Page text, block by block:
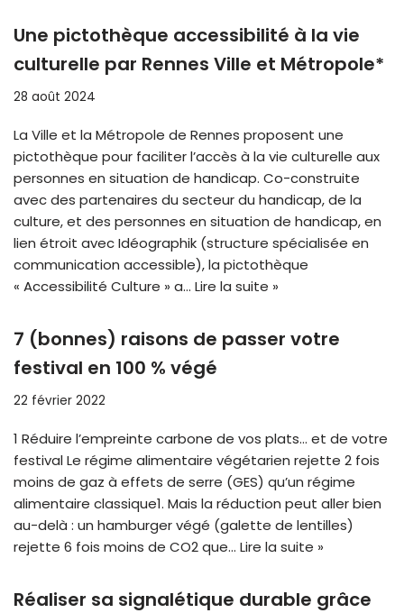
Une pictothèque accessibilité à la vie
culturelle par Rennes Ville et Métropole*
28 août 2024
La Ville et la Métropole de Rennes proposent une
pictothèque pour faciliter l’accès à la vie culturelle aux
personnes en situation de handicap. Co-construite
avec des partenaires du secteur du handicap, de la
culture, et des personnes en situation de handicap, en
lien étroit avec Idéographik (structure spécialisée en
communication accessible), la pictothèque
« Accessibilité Culture » a… Lire la suite »
7 (bonnes) raisons de passer votre
festival en 100 % végé
22 février 2022
1 Réduire l’empreinte carbone de vos plats… et de votre
festival Le régime alimentaire végétarien rejette 2 fois
moins de gaz à effets de serre (GES) qu’un régime
alimentaire classique1. Mais la réduction peut aller bien
au-delà : un hamburger végé (galette de lentilles)
rejette 6 fois moins de CO2 que… Lire la suite »
Réaliser sa signalétique durable grâce